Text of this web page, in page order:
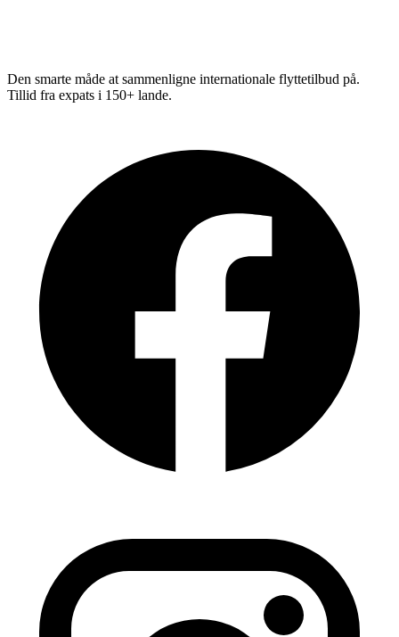
Den smarte måde at sammenligne internationale flyttetilbud på.
Tillid fra expats i 150+ lande.